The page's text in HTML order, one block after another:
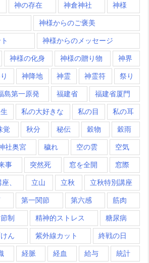
神の存在 神倉神社 神様
神様からのご褒美
神様からのメッセージ
神様の化身 神様の贈り物 神界
神降地 神霊 神霊符 祭り
島第一原発 福建省 福建省厦門
私の大好きな 私の目 私の耳
覚 秋分 秘伝 穀物 穀雨
社奥宮 穢れ 空の雲 空気
事 突然死 窓を全開 窓際
、 立山 立秋 立秋特別講座
第一関節 第六感 筋肉
節制 精神的ストレス 糖尿病
ん 紫外線カット 終戦の日
経脈 経血 給与 統計